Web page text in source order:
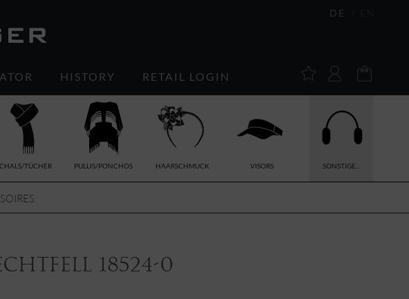
DE
HISTORY RETAIL LOGIN
TÜCHER PULLIS/PONCHOS HAARSCHMUCK VISORS SONSTIGE...
18524-0